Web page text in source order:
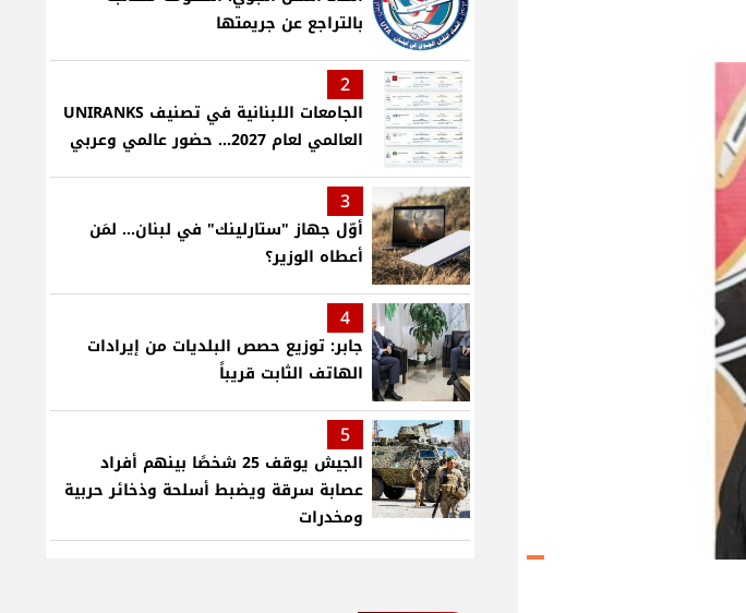
بالتراجع عن جريمتها
2
الجامعات اللبنانية في تصنيف UNIRANKS
العالمي لعام 2027... حضور عالمي وعربي
3
أوّل جهاز "ستارلينك" في لبنان... لمَن
أعطاه الوزير؟
4
جابر: توزيع حصص البلديات من إيرادات
الهاتف الثابت قريباً
5
الجيش يوقف 25 شخصًا بينهم أفراد
عصابة سرقة ويضبط أسلحة وذخائر حربية
ومخدرات